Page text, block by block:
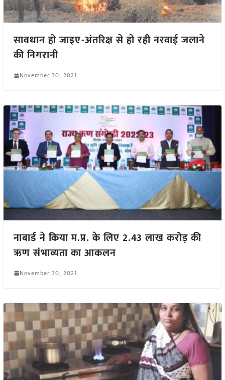
सावधान हो जाइए-अंतरिक्ष से हो रही नरवाई जलाने
की निगरानी
November 30, 2021
नाबार्ड ने किया म.प्र. के लिए 2.43 लाख करोड़ की
ऋण संभाव्यता का आकलन
November 30, 2021